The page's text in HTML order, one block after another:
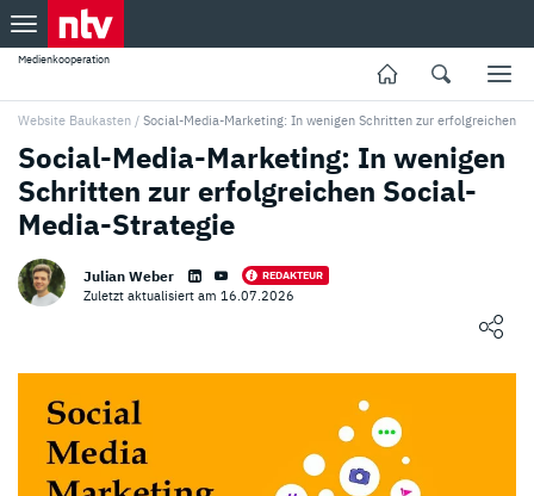
Medienkooperation
Website Baukasten / Social-Media-Marketing: In wenigen Schritten zur erfolgreichen
Social-Media-Marketing: In wenigen
Schritten zur erfolgreichen Social-
Media-Strategie
Julian Weber REDAKTEUR
Zuletzt aktualisiert am 16.07.2026